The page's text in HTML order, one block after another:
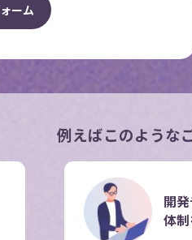
ォーム
例えばこのような
開
体